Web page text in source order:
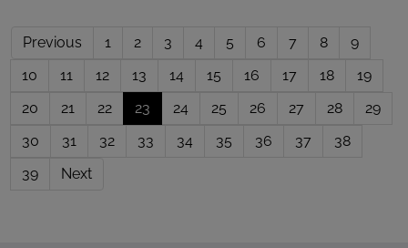
Previous 1 2 3 4 5 6 7 8
9
10
11 12 13 14 15 16 17 18
19
20
21 22 23 24 25 26 27 28
29
30
31 32 33 34 35 36 37
38
39
Next